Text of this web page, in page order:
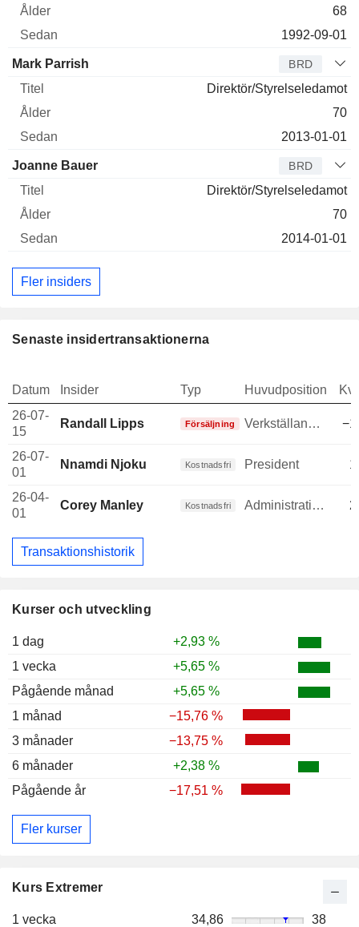
Kurser och utveckling
1 dag
+2,93 %
1 vecka
+5,65 %
Pågående månad
+5,65 %
1 månad
−15,76 %
3 månader
−13,75 %
6 månader
+2,38 %
Pågående år
−17,51 %
Fler kurser
Kurs Extremer
1 vecka 34,86
38
68
1992-09-01
Mark Parrish BRD
Direktör/Styrelseledamot
70
2013-01-01
Joanne Bauer BRD
Direktör/Styrelseledamot
70
2014-01-01
Fler insiders
Senaste insidertransaktionerna
Datum Insider Typ Huvudposition
26-07-
15
Randall Lipps Försäljning Verkställande direktör
26-07-
01
Nnamdi Njoku Kostnadsfri President
26-04-
01
Corey Manley Kostnadsfri Administrativ chef
Transaktionshistorik